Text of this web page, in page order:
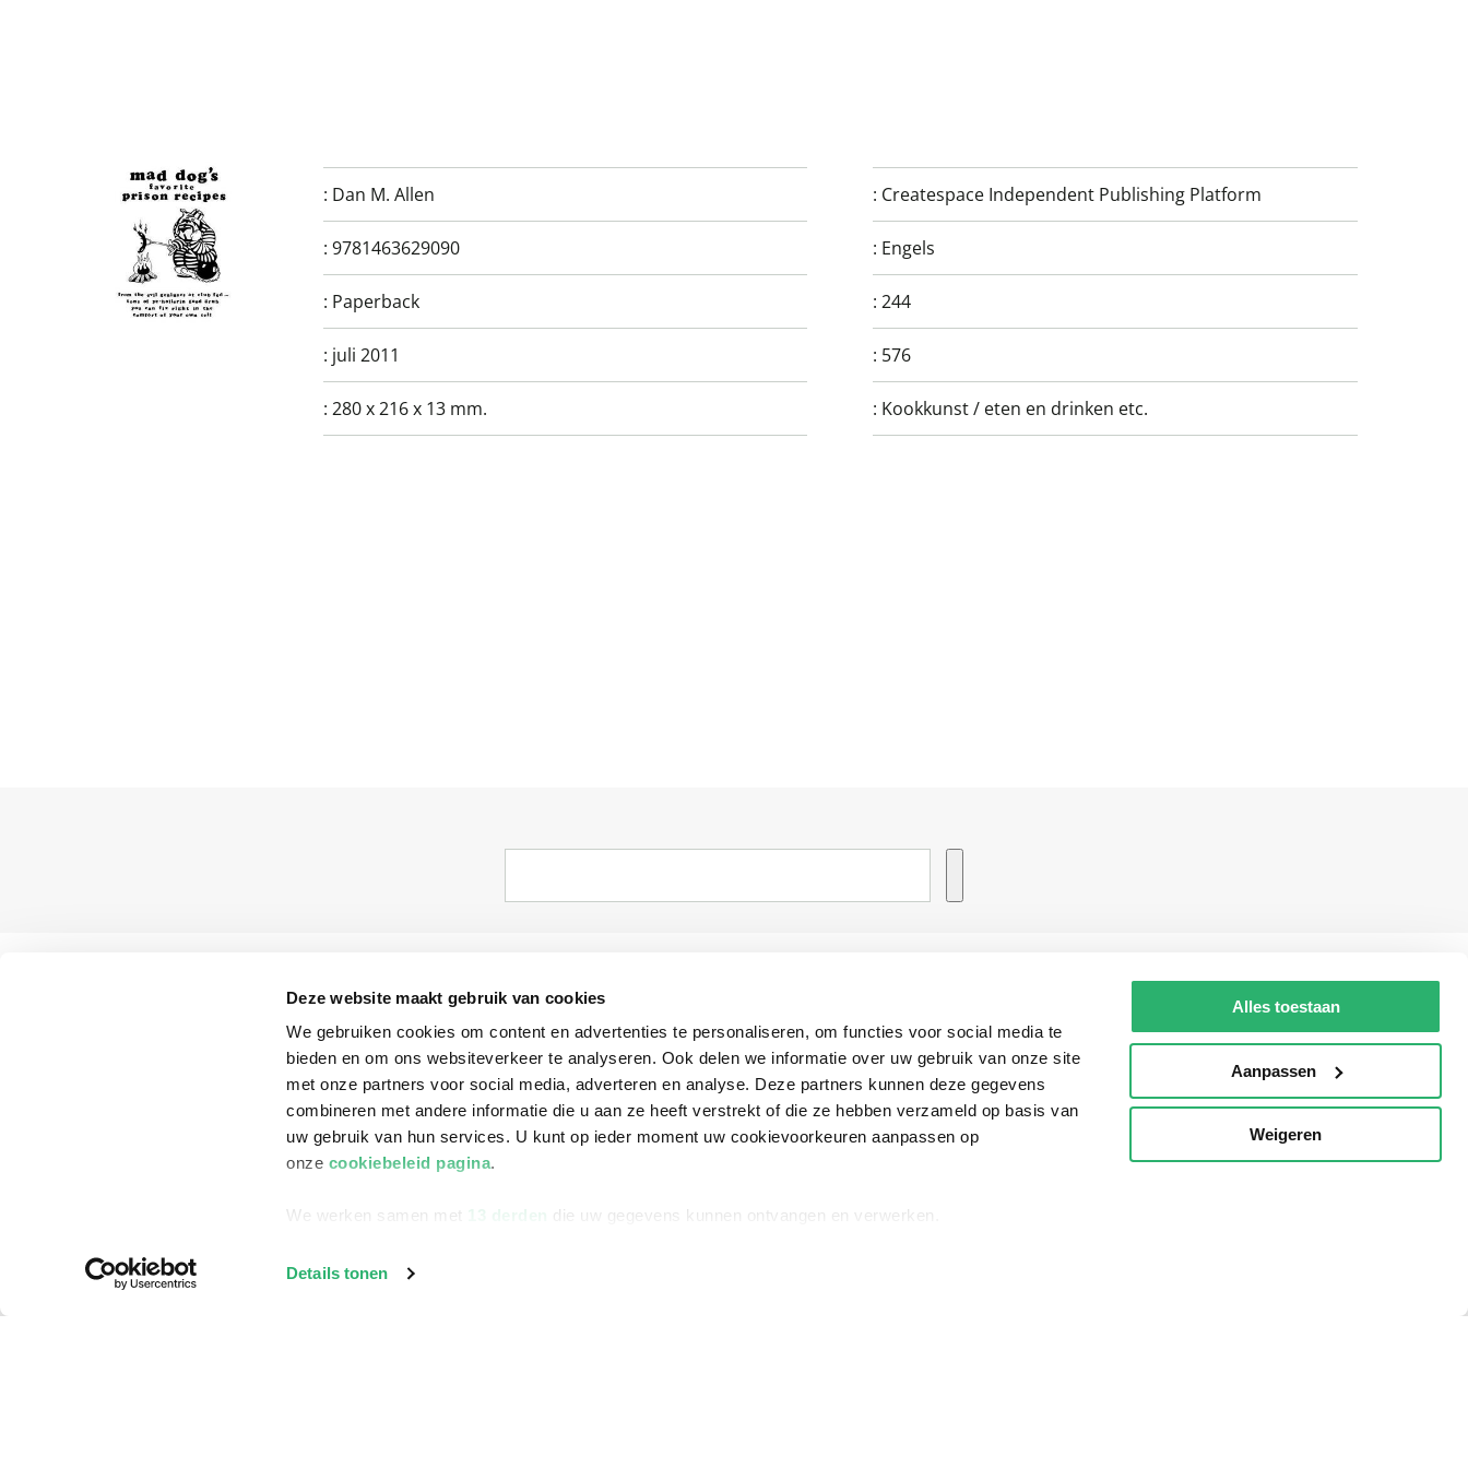
Deze website maakt gebruik van cookies
We gebruiken cookies om content en advertenties te personaliseren, om functies voor social media te
bieden en om ons websiteverkeer te analyseren. Ook delen we informatie over uw gebruik van onze site
met onze partners voor social media, adverteren en analyse. Deze partners kunnen deze gegevens
combineren met andere informatie die u aan ze heeft verstrekt of die ze hebben verzameld op basis van
uw gebruik van hun services. U kunt op ieder moment uw cookievoorkeuren aanpassen op
onze cookiebeleid pagina.
We werken samen met 13 derden die uw gegevens kunnen ontvangen en verwerken.
Details tonen
Alles toestaan
Aanpassen
Weigeren
: Dan M. Allen : Createspace Independent Publishing Platform
: 9781463629090 : Engels
: Paperback :244
: juli 2011 : 576
: 280 x 216 x 13 mm. : Kookkunst / eten en drinken etc.
Bestellen
Bezorging
Retourneren
Veelgestelde vragen
Over ons
Vacatures
Winkels en openingstijden
Cadeaukaart
Vulnerability Disclosure policy
Instagram
helpdesk@readshop.nl
088 - 133 84 32